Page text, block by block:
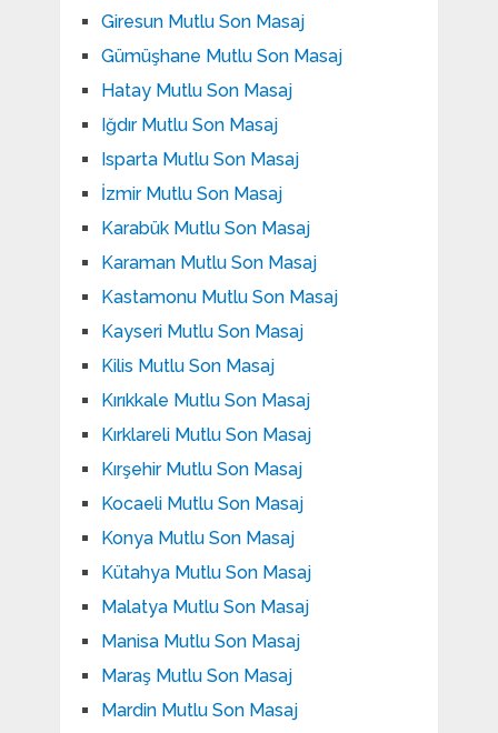
Giresun Mutlu Son Masaj
Gümüşhane Mutlu Son Masaj
Hatay Mutlu Son Masaj
Iğdır Mutlu Son Masaj
Isparta Mutlu Son Masaj
İzmir Mutlu Son Masaj
Karabük Mutlu Son Masaj
Karaman Mutlu Son Masaj
Kastamonu Mutlu Son Masaj
Kayseri Mutlu Son Masaj
Kilis Mutlu Son Masaj
Kırıkkale Mutlu Son Masaj
Kırklareli Mutlu Son Masaj
Kırşehir Mutlu Son Masaj
Kocaeli Mutlu Son Masaj
Konya Mutlu Son Masaj
Kütahya Mutlu Son Masaj
Malatya Mutlu Son Masaj
Manisa Mutlu Son Masaj
Maraş Mutlu Son Masaj
Mardin Mutlu Son Masaj